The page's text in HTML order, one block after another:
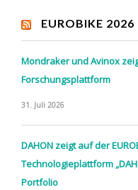
EUROBIKE 2026
Mondraker und Avinox
Forschungsplattform
31. Juli 2026
DAHON zeigt auf der
Technologieplattform
Portfolio